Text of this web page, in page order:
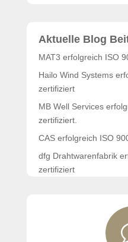
Aktuelle Blog
MAT3 erfolgreich ISO
Hailo Wind Systems
zertifiziert
MB Well Services
zertifiziert.
CAS erfolgreich ISO
dfg Drahtwarenfabrik
zertifiziert